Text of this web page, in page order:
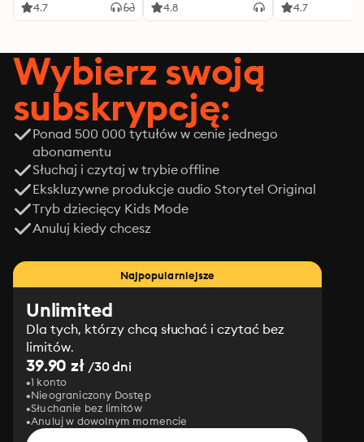
4.7 4.8 4.7
Wybierz swoją
subskrypcję:
Ponad 500 000 tytułów w cenie jednego
abonamentu
Słuchaj i czytaj w trybie offline
Ekskluzywne produkcje audio Storytel Original
Tryb dziecięcy Kids Mode
Anuluj kiedy chcesz
Najpopularniejsze
Unlimited
Dla tych, którzy chcą słuchać i czytać bez
limitów.
39.90 zł/30 dni
1 konto
Nieograniczony Dostęp
Słuchanie bez limitów
Anuluj w dowolnym momencie